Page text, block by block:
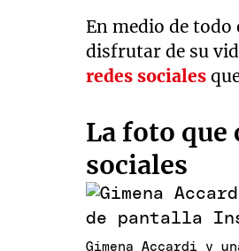
En medio de
disfrutar de su
redes sociales
La foto que
sociales
Gimena Accardi y